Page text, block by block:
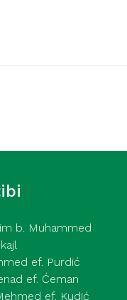
b. Muhammed
ef. Purdić
ef. Ćeman
ef. Kudić